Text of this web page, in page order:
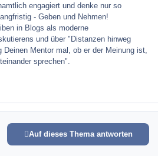
engagiert und denke nur so
- Geben und Nehmen!
in Blogs als moderne
und über "Distanzen hinweg
Deinen Mentor mal, ob er der Meinung ist,
sprechen".
Auf dieses Thema antworten